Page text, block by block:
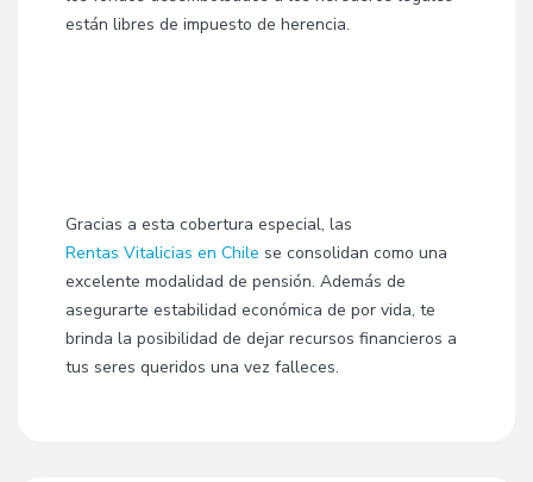
están libres de impuesto de herencia.
Gracias a esta cobertura especial, las
Rentas Vitalicias en Chile se consolidan como una
excelente modalidad de pensión. Además de
asegurarte estabilidad económica de por vida, te
brinda la posibilidad de dejar recursos financieros a
tus seres queridos una vez falleces.